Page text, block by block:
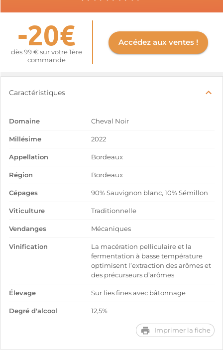
-20€
dès 99 € sur votre 1ère
commande
Accédez aux ventes !
Caractéristiques
Domaine Cheval Noir
Millésime 2022
Appellation Bordeaux
Région Bordeaux
Cépages 90% Sauvignon blanc, 10% Sémillon
Viticulture Traditionnelle
Vendanges Mécaniques
Vinification
La macération pelliculaire et la
fermentation à basse température
optimisent l’extraction des arômes et
des précurseurs d’arômes
Élevage Sur lies fines avec bâtonnage
Degré d'alcool 12,5%
Imprimer la fiche